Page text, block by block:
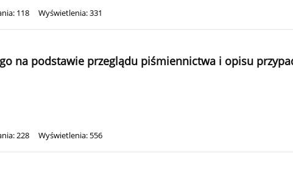
118 Wyświetlenia: 331
na podstawie przeglądu piśmiennictwa i opisu
228 Wyświetlenia: 556